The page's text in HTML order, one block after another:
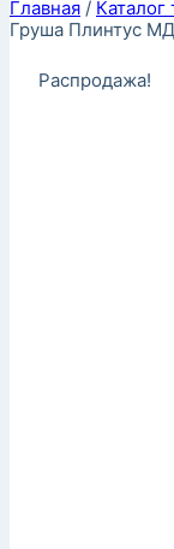
Главная / Каталог
Груша Плинтус
Распродажа!